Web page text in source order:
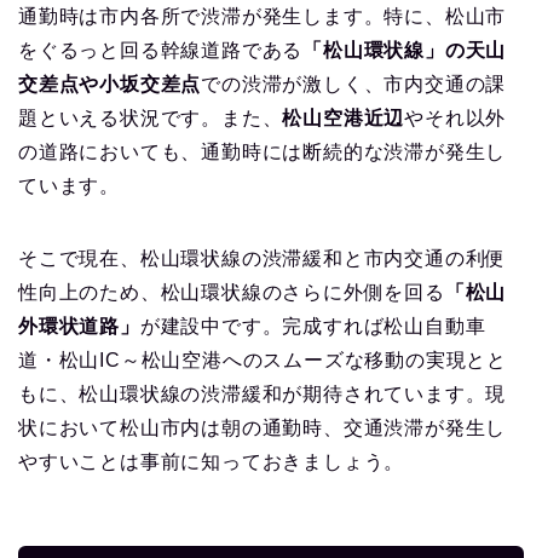
通勤時は市内各所で渋滞が発生します。特に、松山市
をぐるっと回る幹線道路である
「松山環状線」の天山
交差点や小坂交差点での渋滞が激しく、市内交通の課
題といえる状況です。また、松山空港近辺やそれ以外
の道路においても、通勤時には断続的な渋滞が発生し
ています。
そこで現在、松山環状線の渋滞緩和と市内交通の利便
性向上のため、松山環状線のさらに外側を回る
「松山
外環状道路」 が建設中です。完成すれば松山自動車
道・松山IC～松山空港へのスムーズな移動の実現とと
もに、松山環状線の渋滞緩和が期待されています。現
状において松山市内は朝の通勤時、交通渋滞が発生し
やすいことは事前に知っておきましょう。